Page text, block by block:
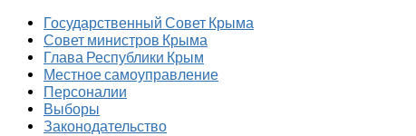
Государственный Совет Крыма
Совет министров Крыма
Глава Республики Крым
Местное самоуправление
Персоналии
Выборы
Законодательство